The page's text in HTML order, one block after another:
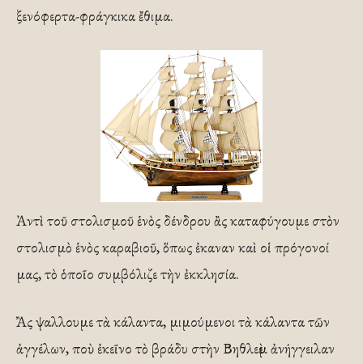
ξενόφερτα-φράγκικα ἔθιμα.
Ἀντὶ τοῦ στολισμοῦ ἑνὸς δένδρου ἂς καταφύγουμε στὸν
στολισμὸ ἑνὸς καραβιοῦ, ὅπως ἐκαναν καὶ οἱ πρόγονοί
μας, τὸ ὁποῖο συμβόλιζε τὴν ἐκκλησία.
Ἂς ψαλλουμε τὰ κάλαντα, μιμούμενοι τὰ κάλαντα τῶν
ἀγγέλων, ποὺ ἐκεῖνο τὸ βράδυ στὴν Βηθλεὲμ ἀνήγγειλαν